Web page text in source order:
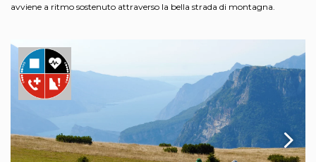
avviene a ritmo sostenuto attraverso la bella strada di montagna.